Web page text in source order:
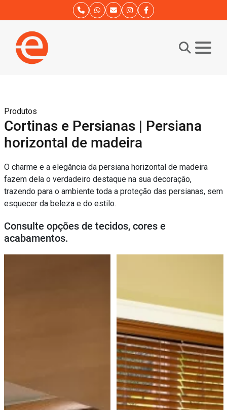
Produtos
Cortinas e Persianas | Persiana
horizontal de madeira
O charme e a elegância da persiana horizontal de madeira
fazem dela o verdadeiro destaque na sua decoração,
trazendo para o ambiente toda a proteção das persianas, sem
esquecer da beleza e do estilo.
Consulte opções de tecidos, cores e
acabamentos.